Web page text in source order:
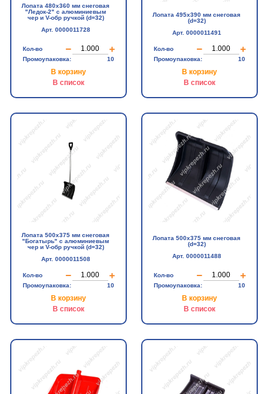
Лопата 480х360 мм снеговая
"Ледок-2" с алюминиевым
чер и V-обр ручкой (d=32)
Арт. 0000011728
Кол-во
Промоупаковка:
10
В корзину
В список
Лопата 495х390 мм снеговая
(d=32)
Арт. 0000011491
Кол-во
Промоупаковка:
10
В корзину
В список
Лопата 500х375 мм снеговая
"Богатырь" с алюминиевым
чер и V-обр ручкой (d=32)
Арт. 0000011508
Кол-во
Промоупаковка:
10
В корзину
В список
Лопата 500х375 мм снеговая
(d=32)
Арт. 0000011488
Кол-во
Промоупаковка:
10
В корзину
В список